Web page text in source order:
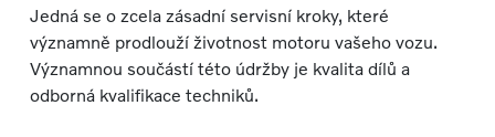
Jedná se o zcela zásadní servisní kroky, které
významně prodlouží životnost motoru vašeho vozu.
Významnou součástí této údržby je kvalita dílů a
odborná kvalifikace techniků.